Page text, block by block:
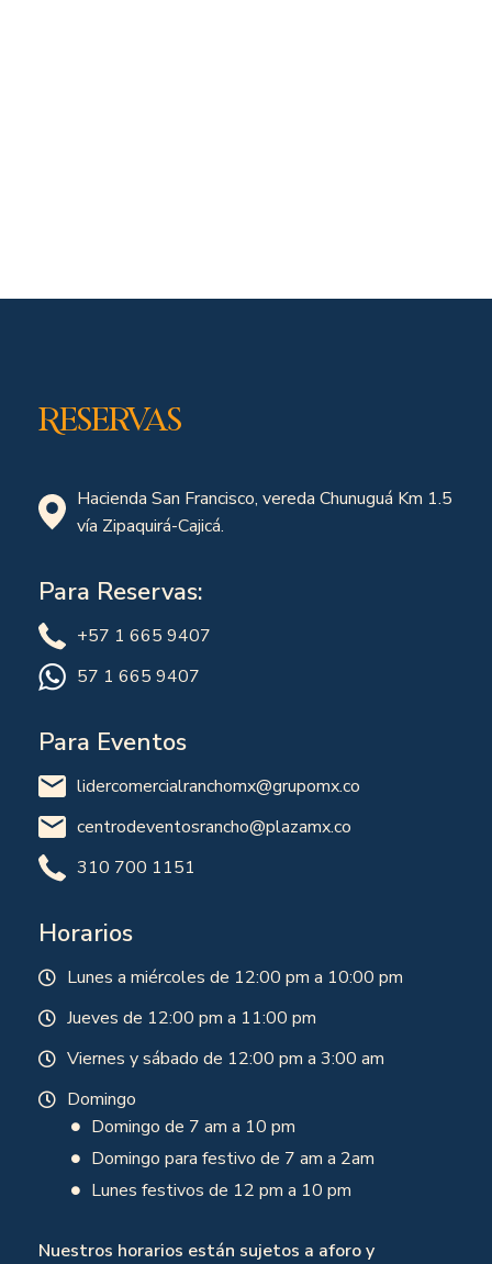
Reservas
Hacienda San Francisco, vereda Chunuguá Km 1.5
vía Zipaquirá-Cajicá.
Para Reservas:
+57 1 665 9407
57 1 665 9407
Para Eventos
lidercomercialranchomx@grupomx.co
centrodeventosrancho@plazamx.co
310 700 1151
Horarios
Lunes a miércoles de 12:00 pm a 10:00 pm
Jueves de 12:00 pm a 11:00 pm
Viernes y sábado de 12:00 pm a 3:00 am
Domingo
Domingo de 7 am a 10 pm
Domingo para festivo de 7 am a 2am
Lunes festivos de 12 pm a 10 pm
Nuestros horarios están sujetos a aforo y